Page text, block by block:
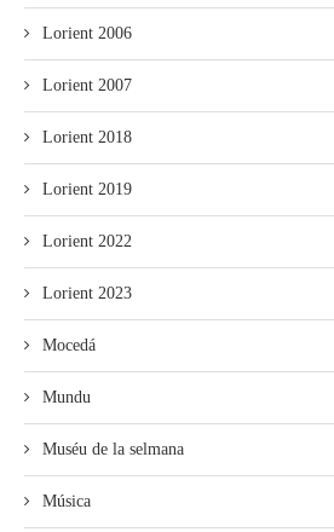
Lorient 2006
Lorient 2007
Lorient 2018
Lorient 2019
Lorient 2022
Lorient 2023
Mocedá
Mundu
Muséu de la selmana
Música